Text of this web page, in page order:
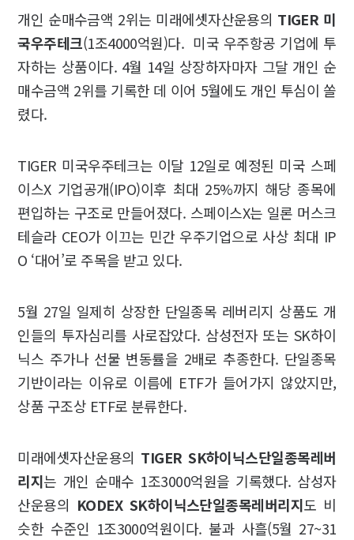
개인 순매수금액 2위는 미래에셋자산운용의 TIGER 미
국우주테크(1조4000억원)다. 미국 우주항공 기업에 투
자하는 상품이다. 4월 14일 상장하자마자 그달 개인 순
매수금액 2위를 기록한 데 이어 5월에도 개인 투심이 쏠
렸다.
TIGER 미국우주테크는 이달 12일로 예정된 미국 스페
이스X 기업공개(IPO)이후 최대 25%까지 해당 종목에
편입하는 구조로 만들어졌다. 스페이스X는 일론 머스크
테슬라 CEO가 이끄는 민간 우주기업으로 사상 최대 IP
O ‘대어’로 주목을 받고 있다.
5월 27일 일제히 상장한 단일종목 레버리지 상품도 개
인들의 투자심리를 사로잡았다. 삼성전자 또는 SK하이
닉스 주가나 선물 변동률을 2배로 추종한다. 단일종목
기반이라는 이유로 이름에 ETF가 들어가지 않았지만,
상품 구조상 ETF로 분류한다.
미래에셋자산운용의 TIGER SK하이닉스단일종목레버
리지는 개인 순매수 1조3000억원을 기록했다. 삼성자
산운용의 KODEX SK하이닉스단일종목레버리지도 비
슷한 수준인 1조3000억원이다. 불과 사흘(5월 27~31